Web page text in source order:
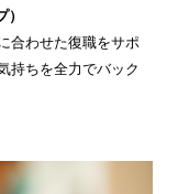
合わせた復職をサポ
持ちを全力でバック